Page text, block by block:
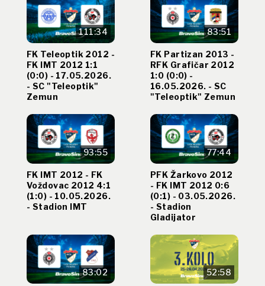
111:34
FK Teleoptik 2012 -
FK IMT 2012 1:1
(0:0) - 17.05.2026.
- SC "Teleoptik"
Zemun
83:51
FK Partizan 2013 -
RFK Grafičar 2012
1:0 (0:0) -
16.05.2026. - SC
"Teleoptik" Zemun
93:55
FK IMT 2012 - FK
Voždovac 2012 4:1
(1:0) - 10.05.2026.
- Stadion IMT
77:44
PFK Žarkovo 2012
- FK IMT 2012 0:6
(0:1) - 03.05.2026.
- Stadion
Gladijator
83:02 52:58